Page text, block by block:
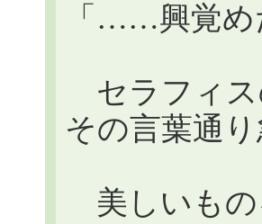
「……興覚め
セラフィス
その言葉通
美しいもの